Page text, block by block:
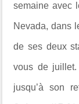
semaine avec
Nevada, dans
de ses deux
vous de
jusqu’à son